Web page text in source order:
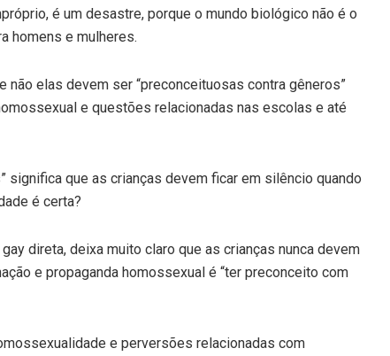
é um desastre, porque o mundo biológico não é o
homens e mulheres.
não elas devem ser “preconceituosas contra gêneros”
e questões relacionadas nas escolas e até
significa que as crianças devem ficar em silêncio quando
é certa?
direta, deixa muito claro que as crianças nunca devem
e propaganda homossexual é “ter preconceito com
e perversões relacionadas com